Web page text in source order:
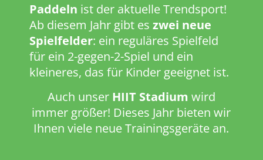
Paddeln ist der aktuelle Trendsport!
Ab diesem Jahr gibt es zwei neue
Spielfelder: ein reguläres Spielfeld
für ein 2-gegen-2-Spiel und ein
kleineres, das für Kinder geeignet ist.
Auch unser HIIT Stadium wird
immer größer! Dieses Jahr bieten wir
Ihnen viele neue Trainingsgeräte an.